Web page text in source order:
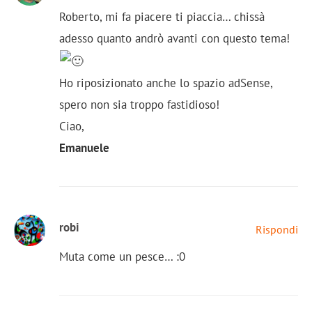
Roberto, mi fa piacere ti piaccia… chissà
adesso quanto andrò avanti con questo tema!
Ho riposizionato anche lo spazio adSense,
spero non sia troppo fastidioso!
Ciao,
Emanuele
robi Rispondi
Muta come un pesce… :0